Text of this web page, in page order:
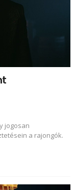
jogosan
a rajongók.